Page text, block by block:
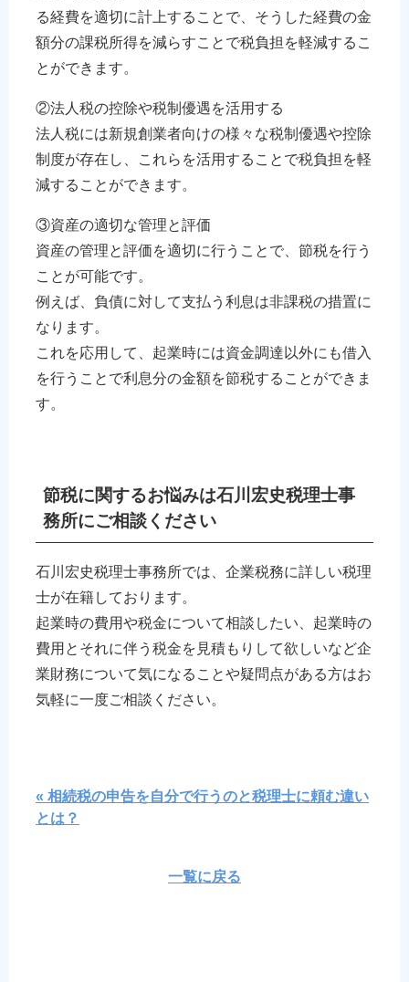
る経費を適切に計上することで、そうした経費の金
額分の課税所得を減らすことで税負担を軽減するこ
とができます。
②法人税の控除や税制優遇を活用する
法人税には新規創業者向けの様々な税制優遇や控除
制度が存在し、これらを活用することで税負担を軽
減することができます。
③資産の適切な管理と評価
資産の管理と評価を適切に行うことで、節税を行う
ことが可能です。
例えば、負債に対して支払う利息は非課税の措置に
なります。
これを応用して、起業時には資金調達以外にも借入
を行うことで利息分の金額を節税することができま
す。
節税に関するお悩みは石川宏史税理士事
務所にご相談ください
石川宏史税理士事務所では、企業税務に詳しい税理
士が在籍しております。
起業時の費用や税金について相談したい、起業時の
費用とそれに伴う税金を見積もりして欲しいなど企
業財務について気になることや疑問点がある方はお
気軽に一度ご相談ください。
« 相続税の申告を自分で行うのと税理士に頼む違い
とは？
一覧に戻る